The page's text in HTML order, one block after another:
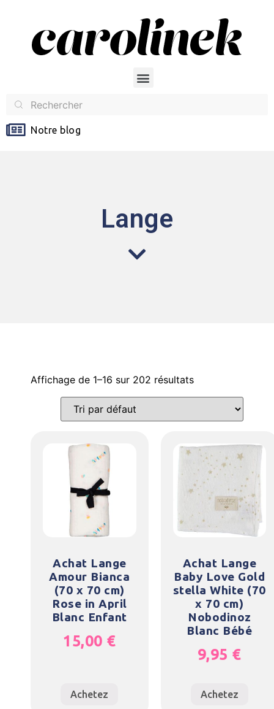
Notre blog
Lange
Affichage de 1–16 sur 202 résultats
Achat Lange
Amour Bianca
(70 x 70 cm)
Rose in April
Blanc Enfant
15,00 €
Achetez
Achat Lange
Baby Love Gold
stella White (70
x 70 cm)
Nobodinoz
Blanc Bébé
9,95 €
Achetez